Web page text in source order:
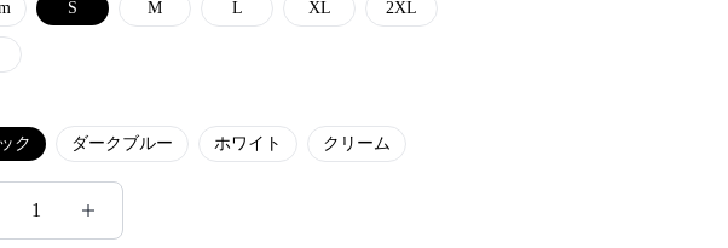
S M L XL 2XL
ク ダークブルー ホワイト クリーム
1